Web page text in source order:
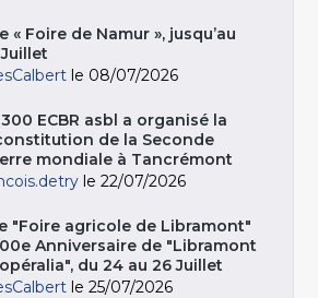
« Foire de Namur », jusqu’au
le 08/07/2026
ECBR asbl a organisé la
de la Seconde
mondiale à Tancrémont
le 22/07/2026
"Foire agricole de Libramont"
Anniversaire de "Libramont
du 24 au 26 Juillet
le 25/07/2026